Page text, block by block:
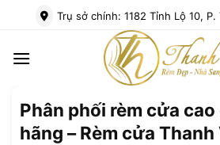
dung
Trụ sở chính: 1182 Tỉnh Lộ 10, P.
Phân phối rèm cửa
hãng – Rèm cửa Thanh